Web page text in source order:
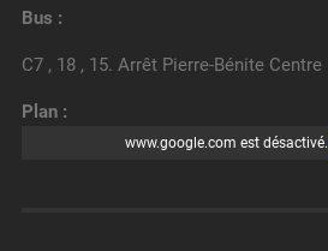
Bus :
C7 , 18 , 15. Arrêt Pierre-Bénite Centre
Plan :
www.google.com est désactivé.